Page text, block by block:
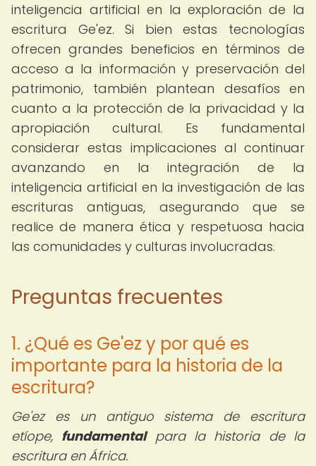
inteligencia artificial en la exploración de la
escritura Ge'ez. Si bien estas tecnologías
ofrecen grandes beneficios en términos de
acceso a la información y preservación del
patrimonio, también plantean desafíos en
cuanto a la protección de la privacidad y la
apropiación cultural. Es fundamental
considerar estas implicaciones al continuar
avanzando en la integración de la
inteligencia artificial en la investigación de las
escrituras antiguas, asegurando que se
realice de manera ética y respetuosa hacia
las comunidades y culturas involucradas.
Preguntas frecuentes
1. ¿Qué es Ge'ez y por qué es
importante para la historia de la
escritura?
Ge'ez es un antiguo sistema de escritura
etíope, fundamentalpara la historia de la
escritura en África.